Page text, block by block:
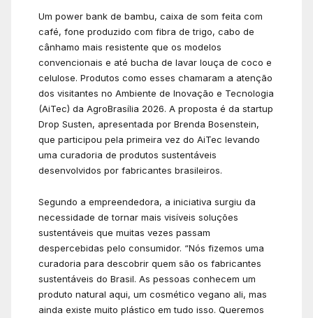
Um power bank de bambu, caixa de som feita com
café, fone produzido com fibra de trigo, cabo de
cânhamo mais resistente que os modelos
convencionais e até bucha de lavar louça de coco e
celulose. Produtos como esses chamaram a atenção
dos visitantes no Ambiente de Inovação e Tecnologia
(AiTec) da AgroBrasília 2026. A proposta é da startup
Drop Susten, apresentada por Brenda Bosenstein,
que participou pela primeira vez do AiTec levando
uma curadoria de produtos sustentáveis
desenvolvidos por fabricantes brasileiros.
Segundo a empreendedora, a iniciativa surgiu da
necessidade de tornar mais visíveis soluções
sustentáveis que muitas vezes passam
despercebidas pelo consumidor. “Nós fizemos uma
curadoria para descobrir quem são os fabricantes
sustentáveis do Brasil. As pessoas conhecem um
produto natural aqui, um cosmético vegano ali, mas
ainda existe muito plástico em tudo isso. Queremos